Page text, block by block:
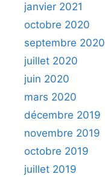
janvier 2021
octobre 2020
septembre 2020
juillet 2020
juin 2020
mars 2020
décembre 2019
novembre 2019
octobre 2019
juillet 2019